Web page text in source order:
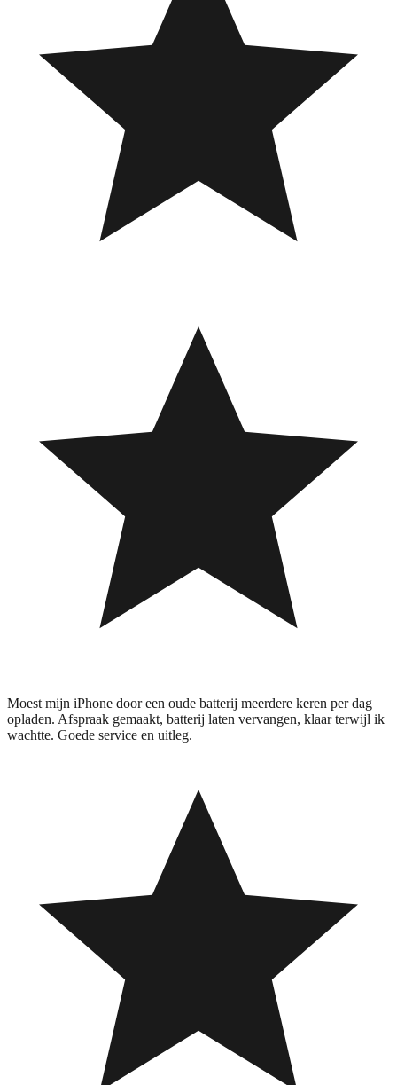
Moest mijn iPhone door een oude batterij meerdere keren per dag
opladen. Afspraak gemaakt, batterij laten vervangen, klaar terwijl ik
wachtte. Goede service en uitleg.